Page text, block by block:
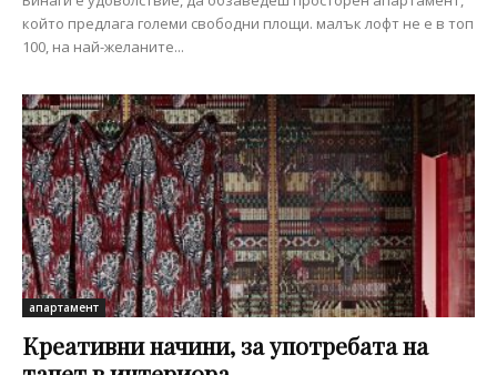
който предлага големи свободни площи. малък лофт не е в топ
100, на най-желаните...
апартамент
Креативни начини, за употребата на